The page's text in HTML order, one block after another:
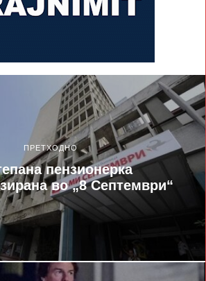
ПРЕТХОДНО
пензионерка
во „8 Септември“